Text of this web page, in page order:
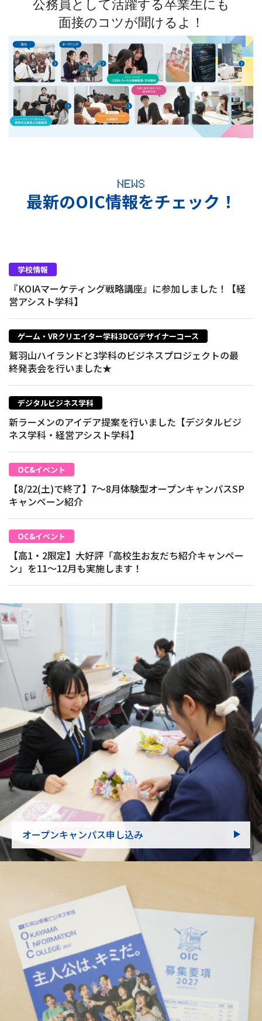
公務員として活躍する卒業生にも
面接のコツが聞けるよ！
NEWS
最新のOIC情報をチェック！
学校情報
『KOIAマーケティング戦略講座』に参加しました！【経
営アシスト学科】
ゲーム・VRクリエイター学科3DCGデザイナーコース
鷲羽山ハイランドと3学科のビジネスプロジェクトの最
終発表会を行いました★
デジタルビジネス学科
新ラーメンのアイデア提案を行いました【デジタルビジ
ネス学科・経営アシスト学科】
OC&イベント
【8/22(土)で終了】7～8月体験型オープンキャンパスSP
キャンペーン紹介
OC&イベント
【高1・2限定】大好評「高校生お友だち紹介キャンペー
ン」を11～12月も実施します！
オープンキャンパス申し込み